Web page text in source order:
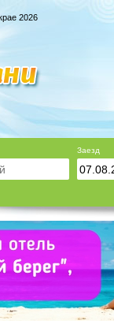
2026
Заезд